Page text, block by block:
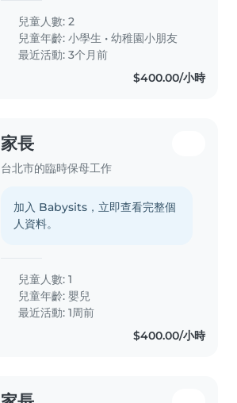
們有兩個孩子:7歲的女兒和3歲的兒子,
兩個孩子都在美國出生。女兒個性獨
立、好奇心強,喜歡閱讀和各種活動;兒
子活潑可愛,喜歡玩耍和探索新事物。兩
個孩子都很好相處。 我們是一個重視
的合作關係。
兒童人數: 2
兒童年齡:小學生 •幼稚園小朋友
最近活動: 3个月前
$400.00/小時
家長
台北市的臨時保母工作
加入 Babysits，立即查看完整個
人資料。
兒童人數: 1
兒童年齡:嬰兒
最近活動: 1周前
$400.00/小時